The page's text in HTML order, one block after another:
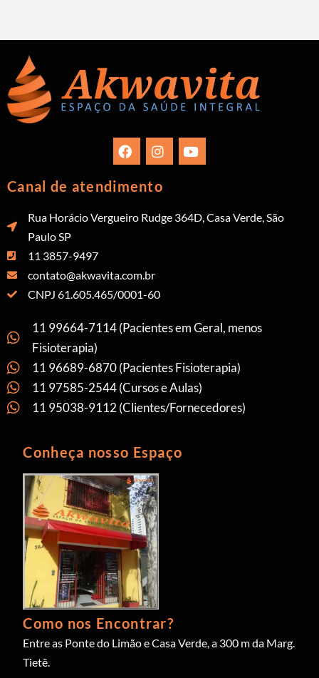
Canal de atendimento
Rua Horácio Vergueiro Rudge 364D, Casa Verde, São
Paulo SP
11 3857-9497
contato@akwavita.com.br
CNPJ 61.605.465/0001-60
11 99664-7114 (Pacientes em Geral, menos
Fisioterapia)
11 96689-6870 (Pacientes Fisioterapia)
11 97585-2544 (Cursos e Aulas)
11 95038-9112 (Clientes/Fornecedores)
Conheça nosso Espaço
Como nos Encontrar?
Entre as Ponte do Limão e Casa Verde, a 300 m da Marg.
Tietê.